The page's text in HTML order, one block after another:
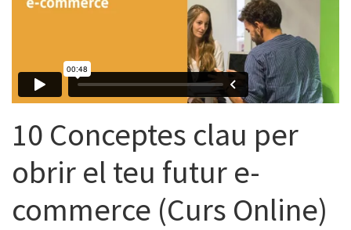
10 Conceptes clau per
obrir el teu futur e-
commerce (Curs Online)